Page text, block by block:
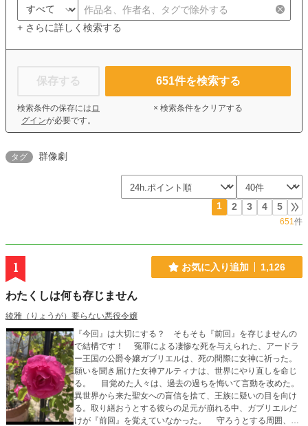
+ さらに詳しく検索する
保存する
検索条件の保存には ロ
グインが必要です。
651件を検索する
× 検索条件をクリアする
タグ 群像劇
1 2 3 4 5
651件
1 お気に入り追加 1,126
わたくしは何も存じません
綾雅（りょうが）要らない悪役令嬢
『今回』は大切にする？ そもそも『前回』を存じませんの
で結構です！ 冤罪による凄惨な死を与えられた、アードラ
ー王国の公爵令嬢ガブリエルは、死の間際に女神に祈った。
願いを聞き届けた女神アルティナは、世界にやり直しを命じ
る。 目覚めた人々は、過去の過ちを悔いて言動を改めた。
異世界から来た聖女への盲信を捨て、王族に疑いの目を向け
る。取り繕おうとする彼らの足元が崩れる中、ガブリエルだ
けが『前回』を覚えていなかった。 守ろうとする周囲、取